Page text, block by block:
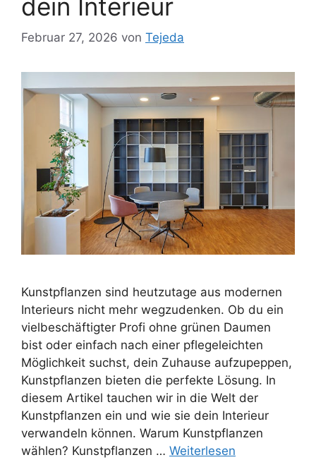
dein Interieur
Februar 27, 2026 von Tejeda
Kunstpflanzen sind heutzutage aus modernen
Interieurs nicht mehr wegzudenken. Ob du ein
vielbeschäftigter Profi ohne grünen Daumen
bist oder einfach nach einer pflegeleichten
Möglichkeit suchst, dein Zuhause aufzupeppen,
Kunstpflanzen bieten die perfekte Lösung. In
diesem Artikel tauchen wir in die Welt der
Kunstpflanzen ein und wie sie dein Interieur
verwandeln können. Warum Kunstpflanzen
wählen? Kunstpflanzen … Weiterlesen